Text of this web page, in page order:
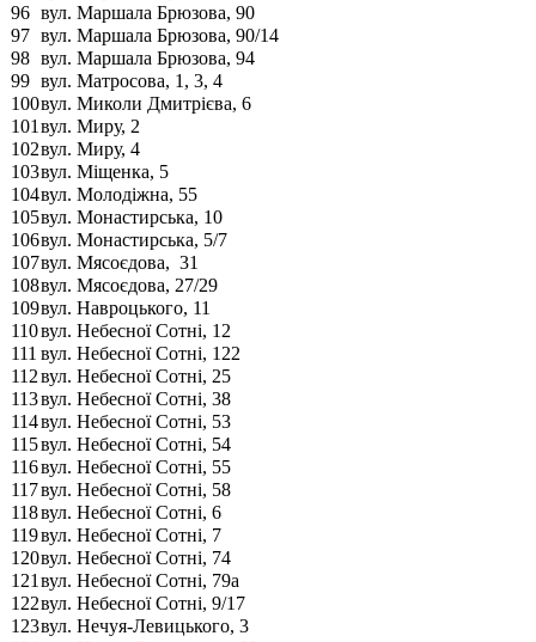
96 вул. Маршала Брюзова, 90
97 вул. Маршала Брюзова, 90/14
98 вул. Маршала Брюзова, 94
99 вул. Матросова, 1, 3, 4
100вул. Миколи Дмитрієва, 6
101 вул. Миру, 2
102вул. Миру, 4
103вул. Міщенка, 5
104вул. Молодіжна, 55
105вул. Монастирська, 10
106вул. Монастирська, 5/7
107вул. Мясоєдова, 31
108вул. Мясоєдова, 27/29
109вул. Навроцького, 11
110вул. Небесної Сотні, 12
111 вул. Небесної Сотні, 122
112вул. Небесної Сотні, 25
113вул. Небесної Сотні, 38
114вул. Небесної Сотні, 53
115вул. Небесної Сотні, 54
116вул. Небесної Сотні, 55
117вул. Небесної Сотні, 58
118вул. Небесної Сотні, 6
119вул. Небесної Сотні, 7
120вул. Небесної Сотні, 74
121 вул. Небесної Сотні, 79а
122вул. Небесної Сотні, 9/17
123вул. Нечуя-Левицького, 3